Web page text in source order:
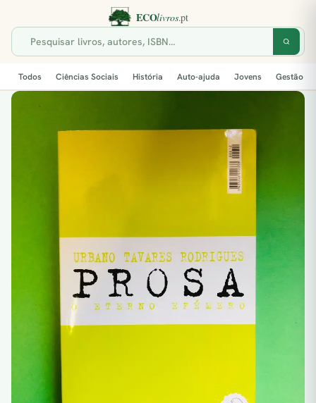
Todos Ciências Sociais História Auto-ajuda Jovens Gestão